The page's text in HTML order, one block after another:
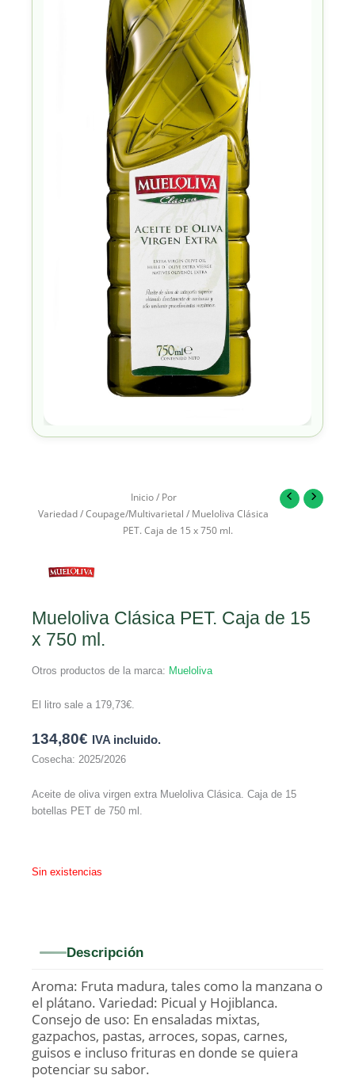
Inicio/ Por
Variedad/Coupage/Multivarietal / Mueloliva Clásica
PET. Caja de 15 x 750 ml.
Mueloliva Clásica PET. Caja de 15
x 750 ml.
Otros productos de la marca: Mueloliva
El litro sale a 179,73€.
134,80€ IVA incluido.
Cosecha: 2025/2026
Aceite de oliva virgen extra Mueloliva Clásica. Caja de 15
botellas PET de 750 ml.
Sin existencias
Descripción
Aroma: Fruta madura, tales como la manzana o
el plátano. Variedad: Picual y Hojiblanca.
Consejo de uso: En ensaladas mixtas,
gazpachos, pastas, arroces, sopas, carnes,
guisos e incluso frituras en donde se quiera
potenciar su sabor.